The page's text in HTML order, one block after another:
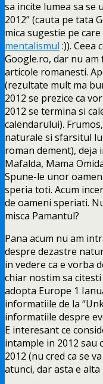
sa incite lumea sa se
2012” (cauta pe tata
mica sugestie pe
mentalismul :)). Ceea
Google.ro, dar nu
articole romanesti.
(rezultate mult ma
2012 se prezice ca
2012 se termina si
calendarului).
naturale si sfarsitul
roman dement), deja
Mafalda, Mama
Spune-le unor
speria toti. Acum
de oameni speriati.
misca Pamantul?
Pana acum nu am
despre dezastre
in vedere ca e vorba
chiar nostim sa
adopta Europe 1
informatiile de la
informatiile despre
E interesant ce
intample in 2012 sau
2012 (nu cred ca se
atunci, dar asta e alta